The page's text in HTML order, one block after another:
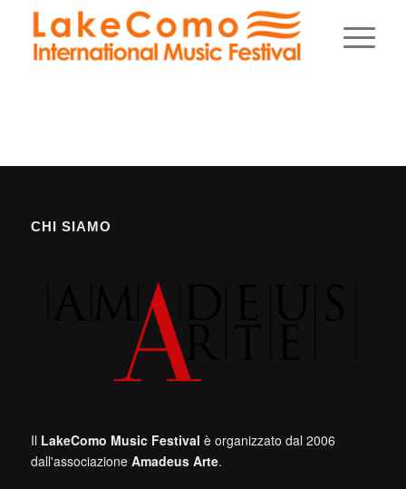
CHI SIAMO
Il LakeComo Music Festival è organizzato dal 2006
dall'associazione Amadeus Arte.